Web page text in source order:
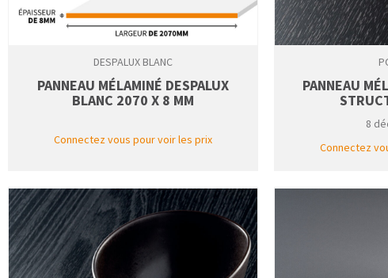
DESPALUX BLANC
PANNEAU MÉLAMINÉ DESPALUX
BLANC 2070 X 8 MM
Connectez vous pour voir les prix
PANNEAU
8
Connectez